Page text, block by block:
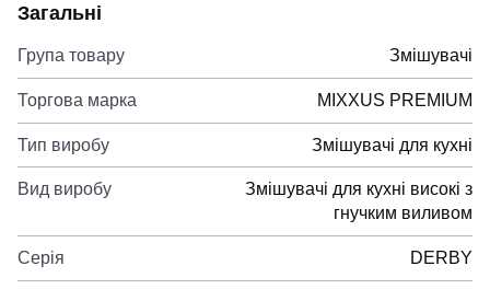
Загальні
Група товару Змішувачі
Торгова марка MIXXUS PREMIUM
Тип виробу Змішувачі для кухні
Вид виробу
Змішувачі для кухні високі з
гнучким виливом
Серія DERBY